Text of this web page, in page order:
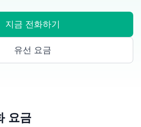
지금 전화하기
유선 요금
요금